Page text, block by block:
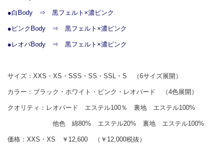
●白Body ⇒ 黒フェルト×濃ピンク
●ピンクBody ⇒ 黒フェルト×濃ピンク
●レオパBody ⇒ 黒フェルト×濃ピンク
サイズ：XXS・XS・SSS・SS・SSL・S （6サイズ展開）
カラー：ブラック・ホワイト・ピンク・レオパード （4色展開）
クオリティ：レオパード エステル100％ 裏地 エステル100%
他色 綿80% エステル20% 裏地 エステル100%
価格：XXS・XS ￥12,600 （￥12,000税抜）